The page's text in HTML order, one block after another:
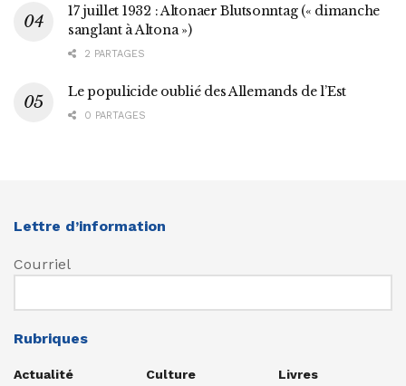
17 juillet 1932 : Altonaer Blutsonntag (« dimanche
sanglant à Altona »)
2 PARTAGES
Le populicide oublié des Allemands de l’Est
0 PARTAGES
Lettre d’information
Courriel
Rubriques
Actualité
Culture
Livres